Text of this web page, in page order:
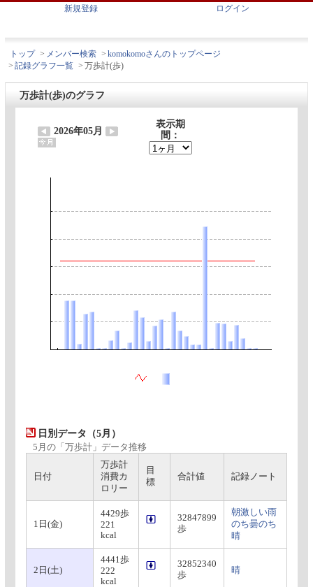
新規登録 ログイン
トップ > メンバー検索 > komokomoさんのトップページ
> 記録グラフ一覧 > 万歩計(歩)
万歩計(歩)のグラフ
2026年05月
表示期
間：
日別データ（5月）
5月の「万歩計」データ推移
日付
万歩計
消費カ
ロリー
目
標
合計値 記録ノート
1日(金)
4429歩
221
kcal
32847899
歩
朝激しい雨
のち曇のち
晴
2日(土)
4441歩
222
kcal
32852340
歩
晴